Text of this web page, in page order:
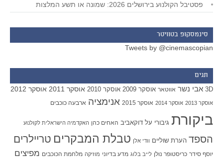
פסטיבל הקולנוע בירושלים 2026: שמונה או תשע המלצות
סינמסקופ בטוויטר
Tweets by @cinemascopian
תגים
3D אבי נשר אווטאר אוסקר 2009 אוסקר 2010 אוסקר 2011 אוסקר 2012
אוסקר 2013 אוסקר 2014 אוסקר 2015 אנימציה ארבעה כוכבים
ביקורת גיבורי על דוקאביב האחים כהן האקדמיה הישראלית לקולנוע
הספד הערת שוליים וודי אלן טבלת המבקרים טריילרים
יוסף סידר כריסטופר נולן לייב בלוג מדע בדיוני מוזיקה מלחמת הכוכבים מפיצים